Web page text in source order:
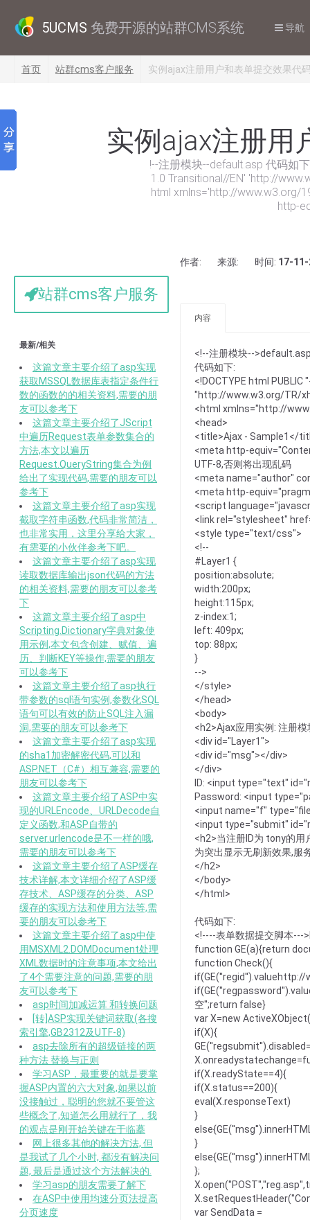
5UCMS 免费开源的站群CMS系统 导航
首页 站群cms客户服务 实例ajax注册用户和表单提交效果代
实例ajax注册用
!--注册模块--default.asp 代码如下
1.0 Transitional//EN' 'http://
html xmlns='http://www.w3.org/
http-
站群cms客户服务
最新/相关
这篇文章主要介绍了asp实现
获取MSSQL数据库表指定条件行
数的函数的的相关资料,需要的朋
友可以参考下
这篇文章主要介绍了JScript
中遍历Request表单参数集合的
方法,本文以遍历
Request.QueryString集合为例
给出了实现代码,需要的朋友可以
参考下
这篇文章主要介绍了asp实现
截取字符串函数,代码非常简洁，
也非常实用，这里分享给大家，
有需要的小伙伴参考下吧。
这篇文章主要介绍了asp实现
读取数据库输出json代码的方法
的相关资料,需要的朋友可以参考
下
这篇文章主要介绍了asp中
Scripting.Dictionary字典对象使
用示例,本文包含创建、赋值、遍
历、判断KEY等操作,需要的朋友
可以参考下
这篇文章主要介绍了asp执行
带参数的sql语句实例,参数化SQL
语句可以有效的防止SQL注入漏
洞,需要的朋友可以参考下
这篇文章主要介绍了asp实现
的sha1加密解密代码,可以和
ASP.NET（C#）相互兼容,需要的
朋友可以参考下
这篇文章主要介绍了ASP中实
现的URLEncode、URLDecode自
定义函数,和ASP自带的
server.urlencode是不一样的哦,
需要的朋友可以参考下
这篇文章主要介绍了ASP缓存
技术详解,本文详细介绍了ASP缓
存技术、ASP缓存的分类、ASP
缓存的实现方法和使用方法等,需
要的朋友可以参考下
这篇文章主要介绍了asp中使
用MSXML2.DOMDocument处理
XML数据时的注意事项,本文给出
了4个需要注意的问题,需要的朋
友可以参考下
asp时间加减运算 和转换问题
[转]ASP实现关键词获取(各搜
索引擎,GB2312及UTF-8)
asp去除所有的超级链接的两
种方法 替换与正则
学习ASP，最重要的就是要掌
握ASP内置的六大对象,如果以前
没接触过，聪明的您就不要管这
些概念了,知道怎么用就行了，我
的观点是刚开始关键在于临摹
网上很多其他的解决方法, 但
是我试了几个小时, 都没有解决问
题, 最后是通过这个方法解决的.
学习asp的朋友需要了解下
在ASP中使用均速分页法提高
分页速度
作者: 来源: 时间: 17-11-
内容
<!--注册模块--
代码如下:
<!DOCTYPE html
"http://www.w3.org/TR/
<html xmlns="http://
<head>
<title>Ajax - Sample1</
<meta http-
UTF-8,否则将出现乱码
<meta name="author"
<meta http-
<script
<link rel="stylesheet"
<style type="text/css">
<!--
#Layer1 {
position:absolute;
width:200px;
height:115px;
z-index:1;
left: 409px;
top: 88px;
}
-->
</style>
</head>
<body>
<h2>Ajax应用实例: 注册
<div id="Layer1">
<div id="msg"></div>
</div>
ID: <input type="text"
Password: <input
<input name="f"
<input type="submit"
<h2>当注册ID为 tony的用
为突出显示无刷新效果,服
</h2>
</body>
</html>
代码如下:
<!----表单数据提交脚本---
function GE(a){return
function Check(){
if(GE(''regid'').valuehttp://
空'';return false}
var X=new
if(X){
if(X.readyState==4){
if(X.status==200){
eval(X.responseText)
}
}
};
var SendData =